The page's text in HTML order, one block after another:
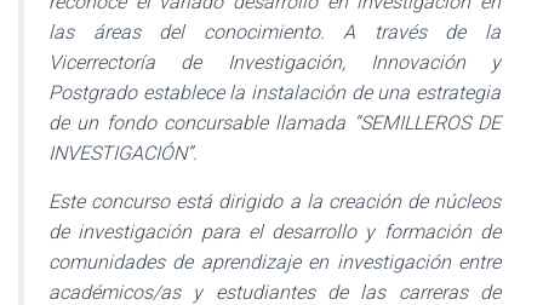
las áreas del conocimiento. A través de la
Vicerrectoría de Investigación, Innovación y
Postgrado establece la instalación de una estrategia
de un fondo concursable llamada “SEMILLEROS DE
INVESTIGACIÓN”.
Este concurso está dirigido a la creación de núcleos
de investigación para el desarrollo y formación de
comunidades de aprendizaje en investigación entre
académicos/as y estudiantes de las carreras de